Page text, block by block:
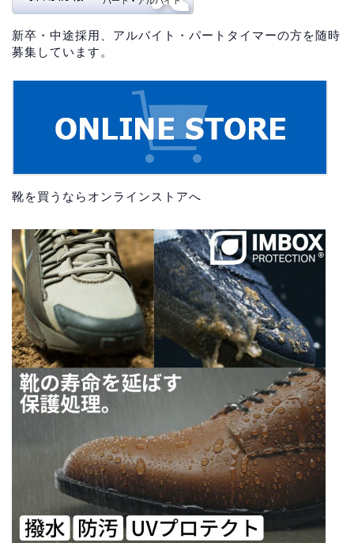
新卒・中途採用、アルバイト・パートタイマーの方を随時
募集しています。
靴を買うならオンラインストアへ